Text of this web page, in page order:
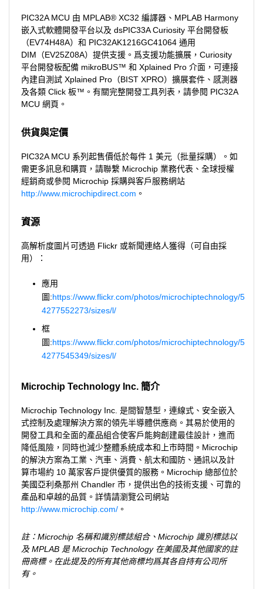
PIC32A MCU 由 MPLAB® XC32 編譯器、MPLAB Harmony
嵌入式軟體開發平台以及 dsPIC33A Curiosity 平台開發板
（EV74H48A）和 PIC32AK1216GC41064 通用
DIM（EV25Z08A）提供支援。爲支援功能擴展，Curiosity
平台開發板配備 mikroBUS™ 和 Xplained Pro 介面，可連接
內建自測試 Xplained Pro（BIST XPRO）擴展套件、感測器
及各類 Click 板™。有關完整開發工具列表，請參閱 PIC32A
MCU 網頁。
供貨與定價
PIC32A MCU 系列起售價低於每件 1 美元（批量採購）。如
需更多訊息和購買，請聯繫 Microchip 業務代表、全球授權
經銷商或參閱 Microchip 採購與客戶服務網站
http://www.microchipdirect.com 。
資源
高解析度圖片可透過 Flickr 或新聞連絡人獲得（可自由採
用）：
應用
圖:https://www.flickr.com/photos/microchiptechnology/5
4277552273/sizes/l/
框
圖:https://www.flickr.com/photos/microchiptechnology/5
4277545349/sizes/l/
Microchip Technology Inc. 簡介
Microchip Technology Inc. 是間智慧型，連線式、安全嵌入
式控制及處理解決方案的領先半導體供應商。其易於使用的
開發工具和全面的產品組合使客戶能夠創建最佳設計，進而
降低風險，同時也減少整體系統成本和上市時間。Microchip
的解決方案為工業、汽車、消費、航太和國防、通訊以及計
算市場約 10 萬家客戶提供優質的服務。Microchip 總部位於
美國亞利桑那州 Chandler 市，提供出色的技術支援、可靠的
產品和卓越的品質。詳情請瀏覽公司網站
http://www.microchip.com/ 。
註：Microchip 名稱和識別標誌組合、Microchip 識別標誌以
及 MPLAB 是 Microchip Technology 在美國及其他國家的註
冊商標。在此提及的所有其他商標均爲其各自持有公司所
有。